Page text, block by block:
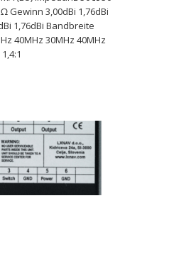
Gewinn 3,00dBi 1,76dBi
1,76dBi Bandbreite
40MHz 30MHz 40MHz